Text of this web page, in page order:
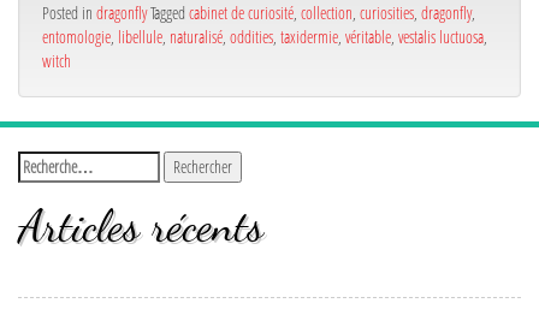
Posted in dragonflyTagged cabinet de curiosité, collection, curiosities, dragonfly,
entomologie, libellule, naturalisé, oddities, taxidermie, véritable, vestalis luctuosa,
witch
Articles récents